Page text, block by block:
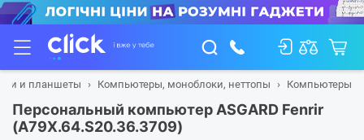
и планшеты Компьютеры, моноблоки, неттопы Компьютеры
Персональный компьютер ASGARD Fenrir
(A79X.64.S20.36.3709)